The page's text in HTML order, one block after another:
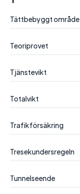
Tättbebyggt område
Teoriprovet
Tjänstevikt
Totalvikt
Trafikförsäkring
Tresekundersregeln
Tunnelseende